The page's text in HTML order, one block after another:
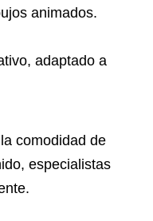
animados.
adaptado a
comodidad de
especialistas